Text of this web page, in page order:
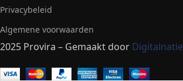
Privacybeleid
Algemene voorwaarden
2025 Provira – Gemaakt door Digitalnatie